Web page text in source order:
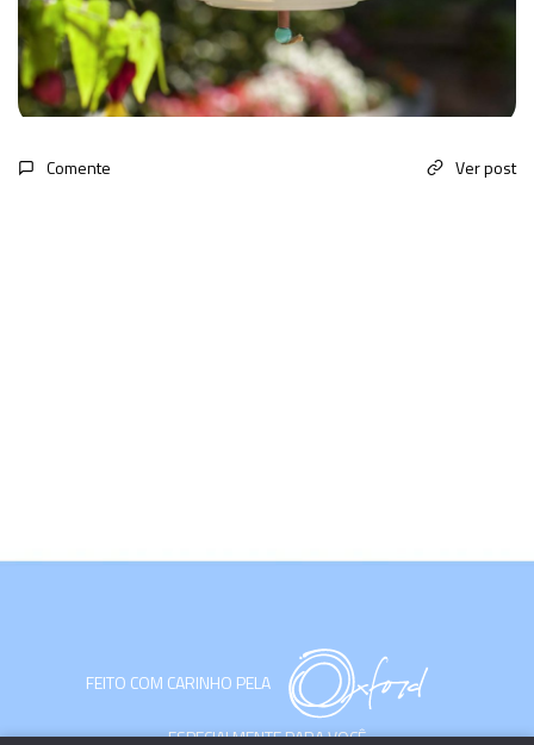
Comente Ver post
FEITO COM CARINHO PELA
ESPECIALMENTE PARA VOCÊ